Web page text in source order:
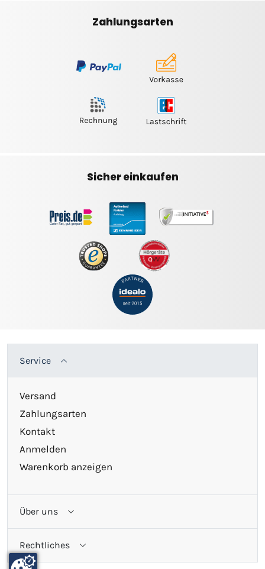
Zahlungsarten
Sicher einkaufen
Service
Versand
Zahlungsarten
Kontakt
Anmelden
Warenkorb anzeigen
Über uns
Rechtliches